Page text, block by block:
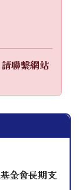
聯繫網站
金會長期支